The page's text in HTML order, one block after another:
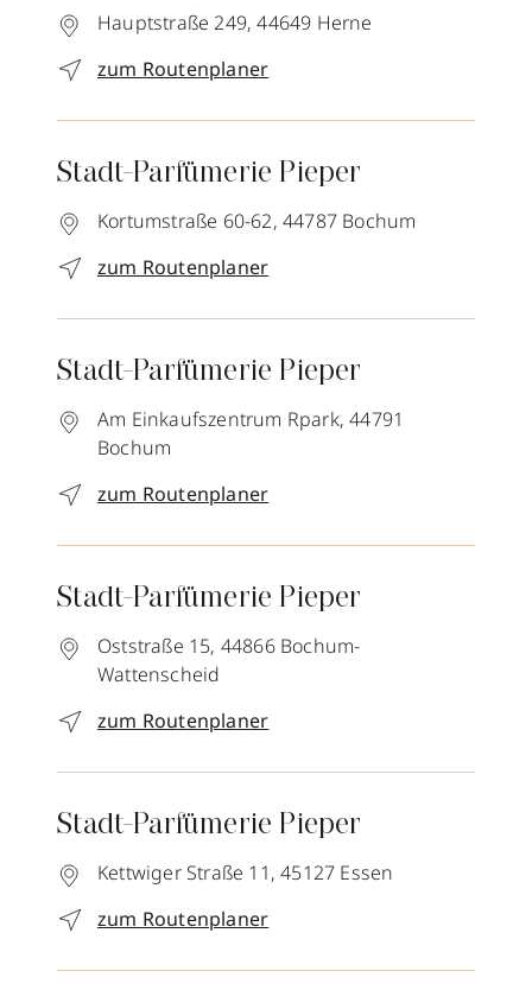
Hauptstraße 249, 44649 Herne
zum Routenplaner
Stadt-Parfümerie Pieper
Kortumstraße 60-62, 44787 Bochum
zum Routenplaner
Stadt-Parfümerie Pieper
Am Einkaufszentrum Rpark, 44791
Bochum
zum Routenplaner
Stadt-Parfümerie Pieper
Oststraße 15, 44866 Bochum-
Wattenscheid
zum Routenplaner
Stadt-Parfümerie Pieper
Kettwiger Straße 11, 45127 Essen
zum Routenplaner